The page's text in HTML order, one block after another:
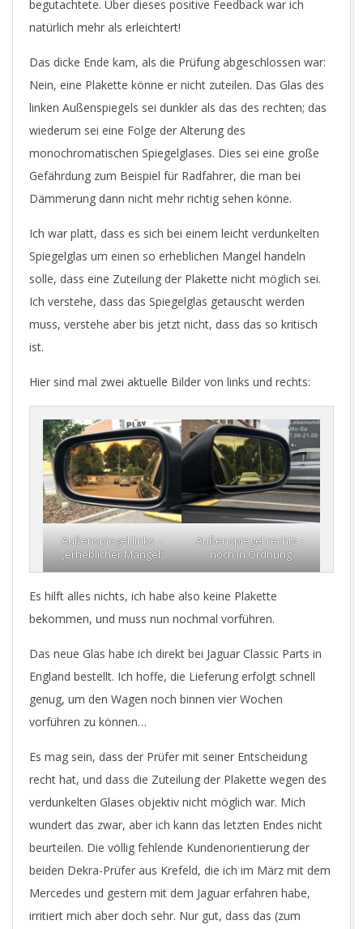
begutachtete. Über dieses positive Feedback war ich
natürlich mehr als erleichtert!
Das dicke Ende kam, als die Prüfung abgeschlossen war:
Nein, eine Plakette könne er nicht zuteilen. Das Glas des
linken Außenspiegels sei dunkler als das des rechten; das
wiederum sei eine Folge der Alterung des
monochromatischen Spiegelglases. Dies sei eine große
Gefährdung zum Beispiel für Radfahrer, die man bei
Dämmerung dann nicht mehr richtig sehen könne.
Ich war platt, dass es sich bei einem leicht verdunkelten
Spiegelglas um einen so erheblichen Mangel handeln
solle, dass eine Zuteilung der Plakette nicht möglich sei.
Ich verstehe, dass das Spiegelglas getauscht werden
muss, verstehe aber bis jetzt nicht, dass das so kritisch
ist.
Hier sind mal zwei aktuelle Bilder von links und rechts:
Außenspiegel links –
„erheblicher Mangel“
Außenspiegel rechts –
noch in Ordnung
Es hilft alles nichts, ich habe also keine Plakette
bekommen, und muss nun nochmal vorführen.
Das neue Glas habe ich direkt bei Jaguar Classic Parts in
England bestellt. Ich hoffe, die Lieferung erfolgt schnell
genug, um den Wagen noch binnen vier Wochen
vorführen zu können…
Es mag sein, dass der Prüfer mit seiner Entscheidung
recht hat, und dass die Zuteilung der Plakette wegen des
verdunkelten Glases objektiv nicht möglich war. Mich
wundert das zwar, aber ich kann das letzten Endes nicht
beurteilen. Die völlig fehlende Kundenorientierung der
beiden Dekra-Prüfer aus Krefeld, die ich im März mit dem
Mercedes und gestern mit dem Jaguar erfahren habe,
irritiert mich aber doch sehr. Nur gut, dass das (zum